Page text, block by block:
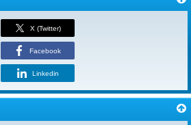
X (Twitter)
Facebook
Linkedin